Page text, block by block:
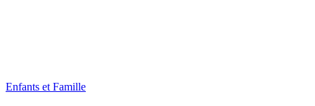
Enfants et Famille